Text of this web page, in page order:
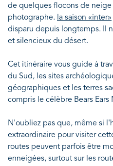
de quelques flocons de
photographe. la saison «inter»
disparu depuis longtemps. Il
et silencieux du désert.
Cet itinéraire vous guide à
du Sud, les sites
géographiques et les terres
compris le célèbre Bears
N'oubliez pas que, même si
extraordinaire pour visiter
routes peuvent parfois être
enneigées, surtout sur les